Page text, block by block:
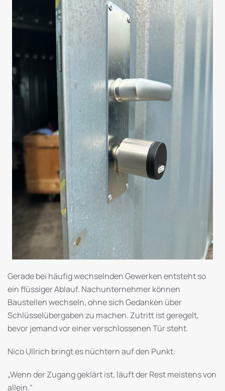
Gerade bei häufig wechselnden Gewerken entsteht so
ein flüssiger Ablauf. Nachunternehmer können
Baustellen wechseln, ohne sich Gedanken über
Schlüsselübergaben zu machen. Zutritt ist geregelt,
bevor jemand vor einer verschlossenen Tür steht.
Nico Ullrich bringt es nüchtern auf den Punkt:
„Wenn der Zugang geklärt ist, läuft der Rest meistens von
allein.“